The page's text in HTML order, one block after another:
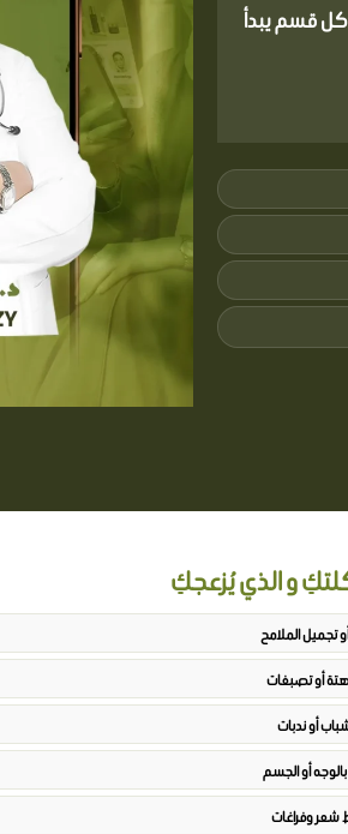
— كل قسم يبدأ
و الذي يُزعجكِ
الملامح
أو تصبغات
أو ندبات
أو الجسم
شعر وفراغات